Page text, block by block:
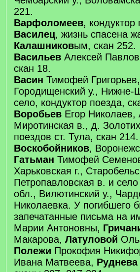
221.
Варфоломеев, кондуктор
Василец, жизнь спасена
Калашниковым, скан 252.
Васильев Алексей
скан 18.
Васин Тимофей
Городищенский у., Нижне-
село, кондуктор поезда,
Воробьев Егор Николаев,
Миротинская в., д.
поездов ст. Тула, скан 214.
Воскобойников,
Гатьман Тимофей
Харьковская г.,
Петропавловская в. и
обл., Вилютинский у.,
Николаевка. У погибшего
запечатанные письма на
Марии Антоновны,
Макарова, Латуловой
Полежи Прокофия
Ивана Матвеева, Руднева